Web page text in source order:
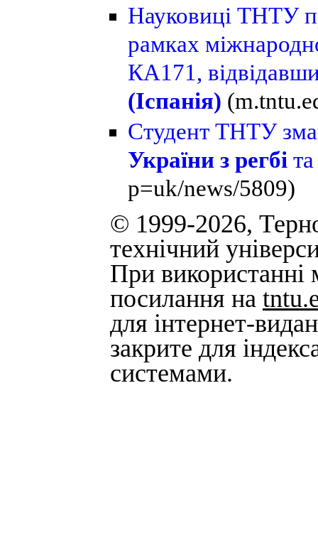
Науковиці ТНТУ
рамках
КА171,
(Іспанія)
Студент ТНТУ
України з регбі
p=uk/news/5809)
© 1999-2026,
технічний
При використанні
посилання на
для інтернет-
закрите для
системами.